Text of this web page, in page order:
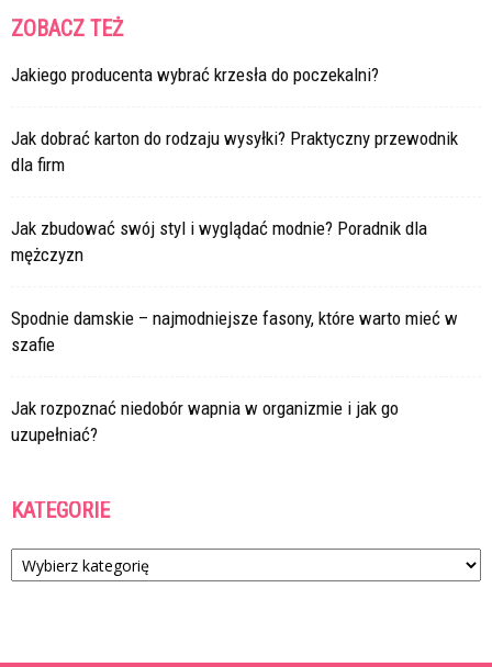
ZOBACZ TEŻ
Jakiego producenta wybrać krzesła do poczekalni?
Jak dobrać karton do rodzaju wysyłki? Praktyczny przewodnik
dla firm
Jak zbudować swój styl i wyglądać modnie? Poradnik dla
mężczyzn
Spodnie damskie – najmodniejsze fasony, które warto mieć w
szafie
Jak rozpoznać niedobór wapnia w organizmie i jak go
uzupełniać?
KATEGORIE
Kategorie